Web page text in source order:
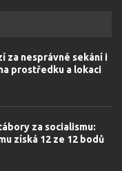
za nesprávné sekání i
prostředku a lokaci
za socialismu:
získá 12 ze 12 bodů